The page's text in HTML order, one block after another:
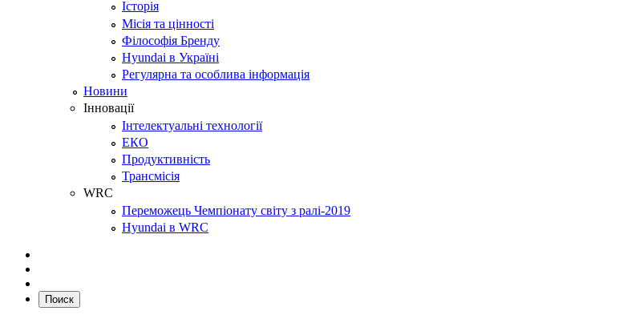
Історія
Місія та цінності
Філософія Бренду
Hyundai в Україні
Регулярна та особлива інформація
Новини
Інновації
Інтелектуальні технології
ЕКО
Продуктивність
Трансмісія
WRC
Переможець Чемпіонату світу з ралі-2019
Hyundai в WRC
Поиск